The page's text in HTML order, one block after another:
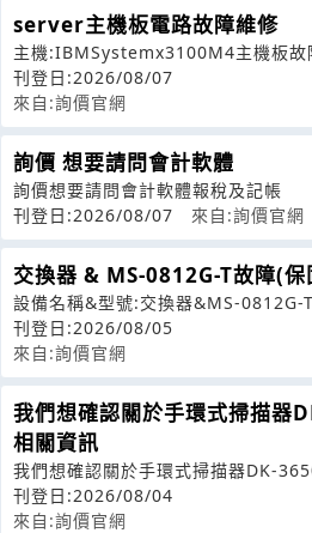
server主機板電路故障維修
主機:IBMSystemx3100M4主機板故
刊登日:2026/08/07
來自:詢價官網
詢價 想要請問會計軟體
詢價想要請問會計軟體報稅及記帳
刊登日:2026/08/07
來自:詢價官網
交換器 & MS-0812G-T故障(保
設備名稱&型號:交換器&MS-0812G-
碼:KSAB00230860
刊登日:2026/08/05
來自:詢價官網
我們想確認關於手環式掃描器
相關資訊
我們想確認關於手環式掃描器DK-
訊,以及是否可以提供技術文件及詢
刊登日:2026/08/04
來自:詢價官網